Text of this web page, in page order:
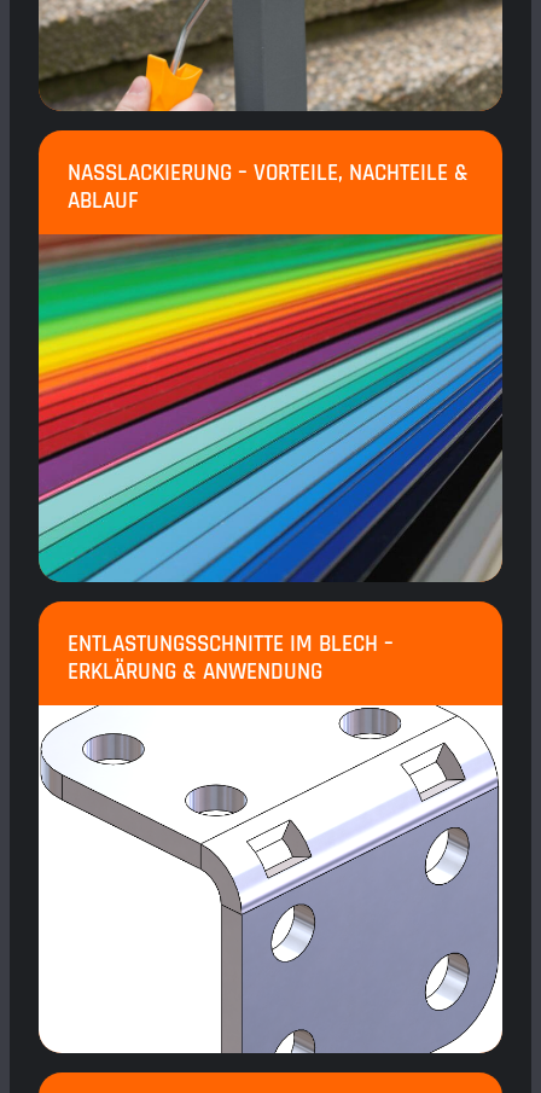
NASSLACKIERUNG – VORTEILE, NACHTEILE &
ABLAUF
ENTLASTUNGSSCHNITTE IM BLECH –
ERKLÄRUNG & ANWENDUNG